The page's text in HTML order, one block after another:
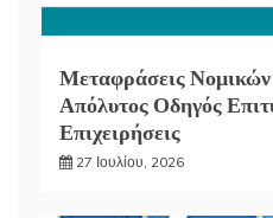
Μεταφράσεις
Απόλυτος Οδηγός
Επιχειρήσεις
27 Ιουλίου, 2026